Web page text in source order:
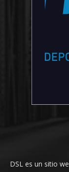
DSL es un sitio